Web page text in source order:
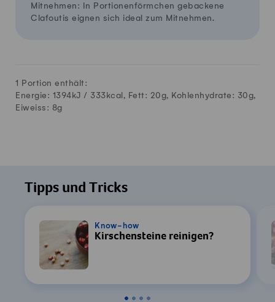
Mitnehmen: In Portionenförmchen gebackene
Clafoutis eignen sich ideal zum Mitnehmen.
1 Portion enthält:
Energie: 1394kJ / 333 kcal, Fett: 20g, Kohlenhydrate: 30g,
Eiweiss: 8g
Tipps und Tricks
Know-how
Kirschensteine reinigen?